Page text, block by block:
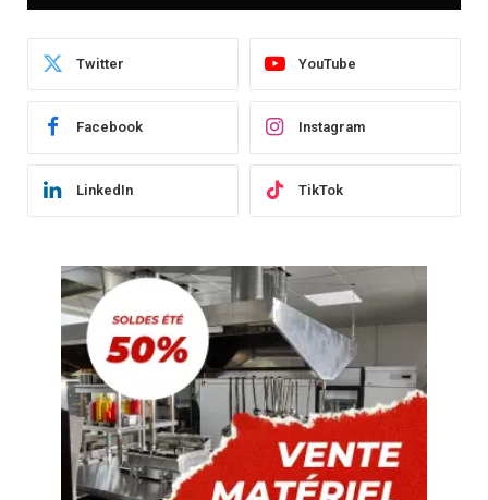
Twitter YouTube
Facebook Instagram
LinkedIn TikTok